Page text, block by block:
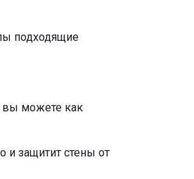
подходящие
вы можете как
и защитит стены от